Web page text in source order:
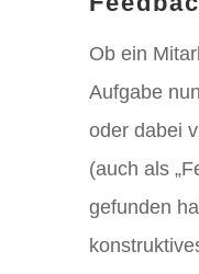
Ob ein
Aufgabe
oder dabei
(auch als
gefunden